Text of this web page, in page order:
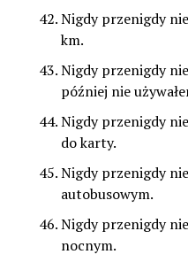
Nigdy przenigdy
km.
Nigdy przenigdy
później nie
Nigdy przenigdy
do karty.
Nigdy przenigdy
autobusowym.
Nigdy przenigdy
nocnym.